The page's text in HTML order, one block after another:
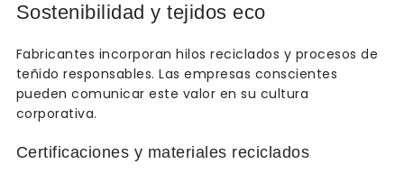
Sostenibilidad y tejidos eco
Fabricantes incorporan hilos reciclados y procesos de
teñido responsables. Las empresas conscientes
pueden comunicar este valor en su cultura
corporativa.
Certificaciones y materiales reciclados